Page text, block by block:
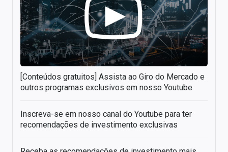
[Conteúdos gratuitos] Assista ao Giro do Mercado e
outros programas exclusivos em nosso Youtube
Inscreva-se em nosso canal do Youtube para ter
recomendações de investimento exclusivas